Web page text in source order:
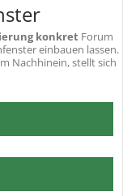
konkret Forum
einbauen lassen.
Nachhinein, stellt sich